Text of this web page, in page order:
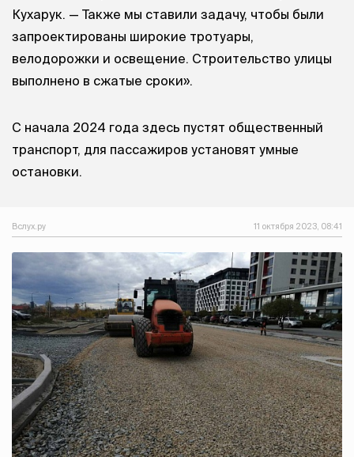
Кухарук. — Также мы ставили задачу, чтобы были
запроектированы широкие тротуары,
велодорожки и освещение. Строительство улицы
выполнено в сжатые сроки».
С начала 2024 года здесь пустят общественный
транспорт, для пассажиров установят умные
остановки.
Вслух.ру 11 октября 2023, 08:41